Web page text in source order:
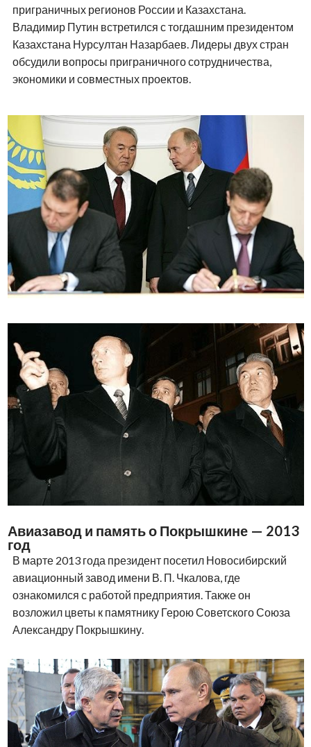
приграничных регионов России и Казахстана.
Владимир Путин встретился с тогдашним президентом
Казахстана Нурсултан Назарбаев. Лидеры двух стран
обсудили вопросы приграничного сотрудничества,
экономики и совместных проектов.
Авиазавод и память о Покрышкине — 2013
год
В марте 2013 года президент посетил Новосибирский
авиационный завод имени В. П. Чкалова, где
ознакомился с работой предприятия. Также он
возложил цветы к памятнику Герою Советского Союза
Александру Покрышкину.